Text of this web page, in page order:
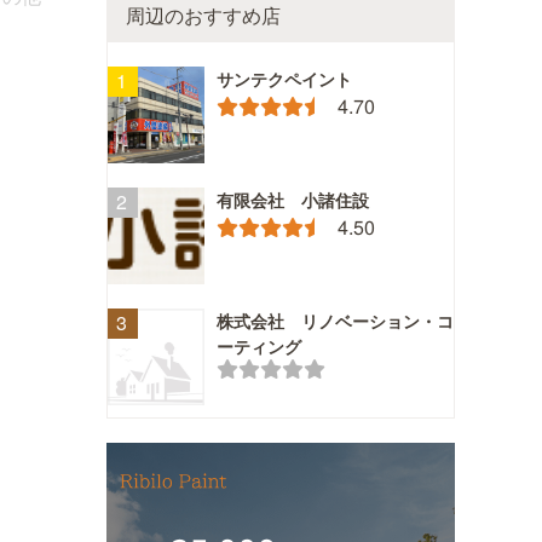
周辺のおすすめ店
サンテクペイント
4.70
有限会社 小諸住設
4.50
株式会社 リノベーション・コ
ーティング